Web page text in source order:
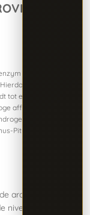
25
aromatase, dat
blijft er meer
tot een verhoogde
affiniteit voor de
signalering
Pituitary-Testes-As
aromatisatie van
van vrij